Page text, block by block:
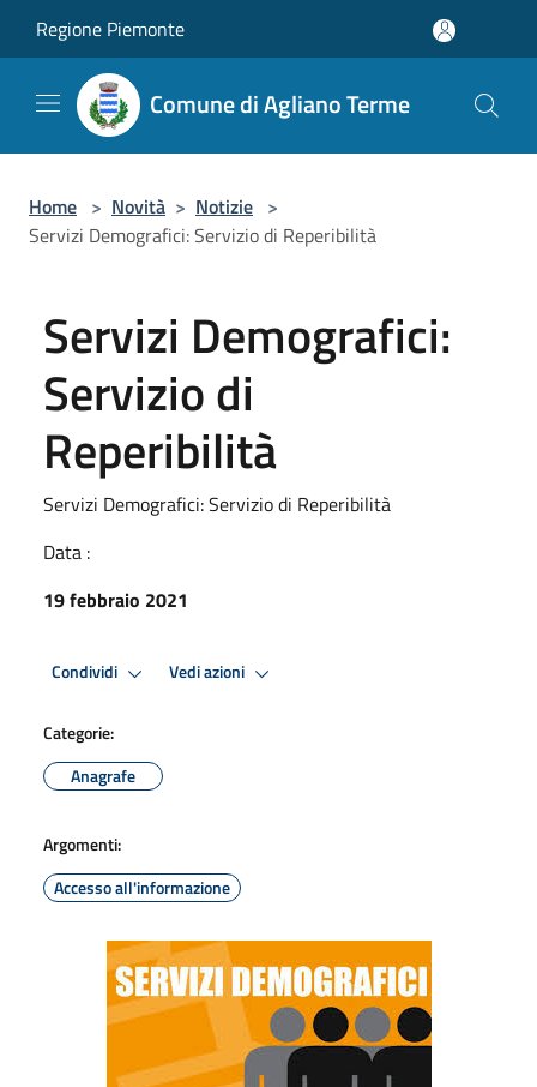
Regione Piemonte
Comune di Agliano Terme
Home > Novità > Notizie >
Servizi Demografici: Servizio di Reperibilità
Servizi Demografici:
Servizio di
Reperibilità
Servizi Demografici: Servizio di Reperibilità
Data :
19 febbraio 2021
Condividi Vedi azioni
Categorie:
Anagrafe
Argomenti:
Accesso all'informazione